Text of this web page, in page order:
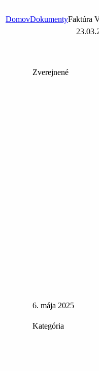
DomovDokumentyFaktúra
Zverejnené
6. mája 2025
Kategória